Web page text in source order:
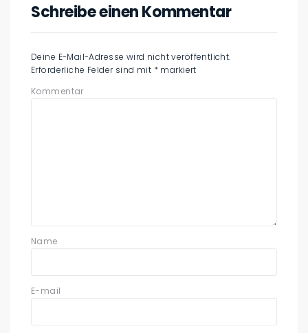
Schreibe einen Kommentar
Deine E-Mail-Adresse wird nicht veröffentlicht.
Erforderliche Felder sind mit * markiert
Kommentar
Name
E-mail